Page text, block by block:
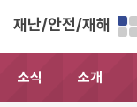
재난/안전/재해
소식 소개